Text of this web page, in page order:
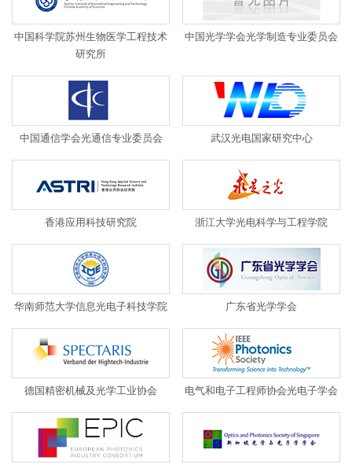
中国科学院苏州生物医学工程技术
研究所
中国光学学会光学制造专业委员会
中国通信学会光通信专业委员会 武汉光电国家研究中心
香港应用科技研究院 浙江大学光电科学与工程学院
华南师范大学信息光电子科技学院 广东省光学学会
德国精密机械及光学工业协会 电气和电子工程师协会光电子学会